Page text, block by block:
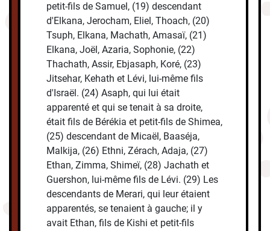
petit-fils de Samuel, (19) descendant
d'Elkana, Jerocham, Eliel, Thoach, (20)
Tsuph, Elkana, Machath, Amasaï, (21)
Elkana, Joël, Azaria, Sophonie, (22)
Thachath, Assir, Ebjasaph, Koré, (23)
Jitsehar, Kehath et Lévi, lui-même fils
d'Israël. (24) Asaph, qui lui était
apparenté et qui se tenait à sa droite,
était fils de Bérékia et petit-fils de Shimea,
(25) descendant de Micaël, Baaséja,
Malkija, (26) Ethni, Zérach, Adaja, (27)
Ethan, Zimma, Shimeï, (28) Jachath et
Guershon, lui-même fils de Lévi. (29) Les
descendants de Merari, qui leur étaient
apparentés, se tenaient à gauche; il y
avait Ethan, fils de Kishi et petit-fils